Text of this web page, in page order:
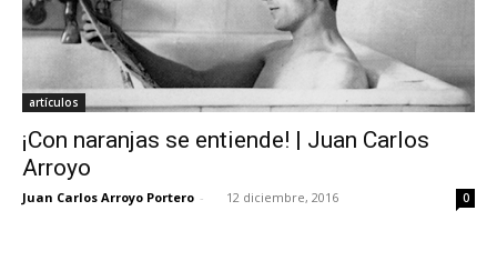
artículos
¡Con naranjas se entiende! | Juan Carlos
Arroyo
Juan Carlos Arroyo Portero - 12 diciembre, 2016 0